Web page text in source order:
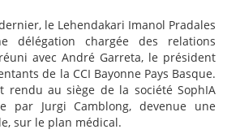
le Lehendakari Imanol Pradales
délégation chargée des relations
avec André Garreta, le président
de la CCI Bayonne Pays Basque.
rendu au siège de la société SophIA
par Jurgi Camblong, devenue une
sur le plan médical.